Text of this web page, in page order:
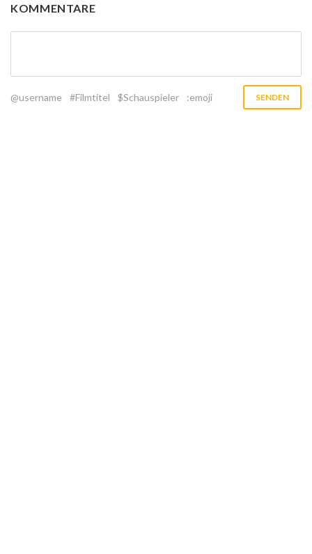
KOMMENTARE
@username #Filmtitel $Schauspieler :emoji